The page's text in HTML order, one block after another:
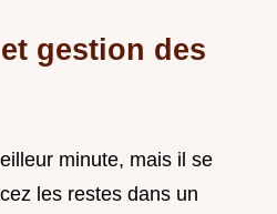
gestion des
minute, mais il se
les restes dans un